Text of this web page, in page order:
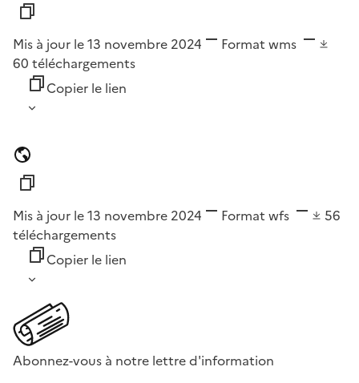
Mis à jour le 13 novembre 2024 Format wms
60 téléchargements
Copier le lien
Mis à jour le 13 novembre 2024 Format wfs
56
téléchargements
Copier le lien
Abonnez-vous à notre lettre d'information